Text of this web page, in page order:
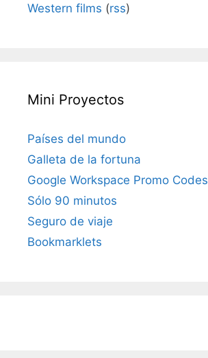
Western films (rss)
Mini Proyectos
Países del mundo
Galleta de la fortuna
Google Workspace Promo Codes
Sólo 90 minutos
Seguro de viaje
Bookmarklets